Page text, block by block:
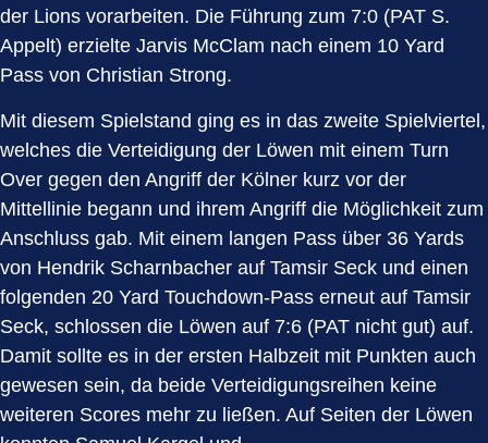
der Lions vorarbeiten. Die Führung zum 7:0 (PAT S.
Appelt) erzielte Jarvis McClam nach einem 10 Yard
Pass von Christian Strong.
Mit diesem Spielstand ging es in das zweite Spielviertel,
welches die Verteidigung der Löwen mit einem Turn
Over gegen den Angriff der Kölner kurz vor der
Mittellinie begann und ihrem Angriff die Möglichkeit zum
Anschluss gab. Mit einem langen Pass über 36 Yards
von Hendrik Scharnbacher auf Tamsir Seck und einen
folgenden 20 Yard Touchdown-Pass erneut auf Tamsir
Seck, schlossen die Löwen auf 7:6 (PAT nicht gut) auf.
Damit sollte es in der ersten Halbzeit mit Punkten auch
gewesen sein, da beide Verteidigungsreihen keine
weiteren Scores mehr zu ließen. Auf Seiten der Löwen